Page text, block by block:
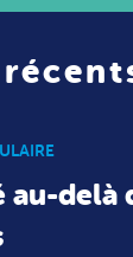
au-delà